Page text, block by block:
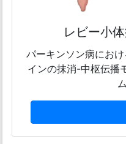
レビー小
パーキンソン病にお
インの抹消-中枢伝播